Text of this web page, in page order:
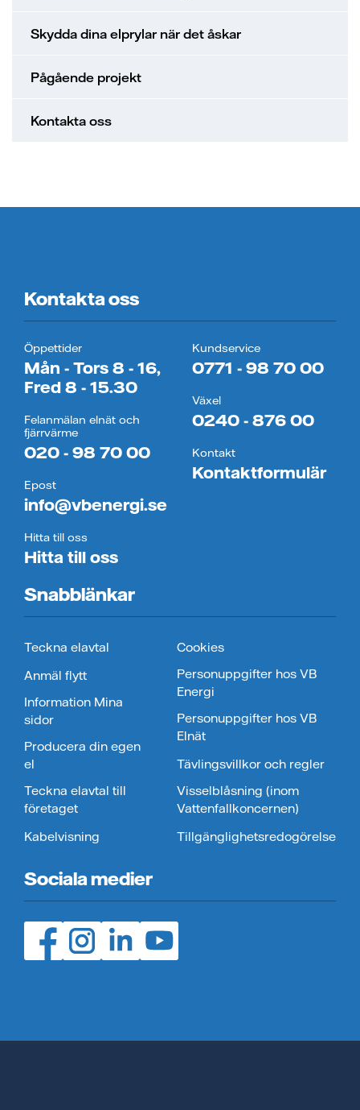
Skydda dina elprylar när det åskar
Pågående projekt
Kontakta oss
Kontakta oss
Öppettider
Mån - Tors 8 - 16,
Fred 8 - 15.30
Felanmälan elnät och
fjärrvärme
020 - 98 70 00
Epost
info@vbenergi.se
Hitta till oss
Hitta till oss
Kundservice
0771 - 98 70 00
Växel
0240 - 876 00
Kontakt
Kontaktformulär
Snabblänkar
Teckna elavtal
Anmäl flytt
Information Mina
sidor
Producera din egen
el
Teckna elavtal till
företaget
Kabelvisning
Cookies
Personuppgifter hos VB
Energi
Personuppgifter hos VB
Elnät
Tävlingsvillkor och regler
Visselblåsning (inom
Vattenfallkoncernen)
Tillgänglighetsredogörelse
Sociala medier
Facebook (öppnas i ny flik)
Instagram (öppnas i ny flik)
LinedIn (öppnas i ny flik)